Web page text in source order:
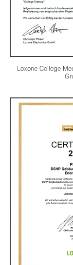
Loxone College